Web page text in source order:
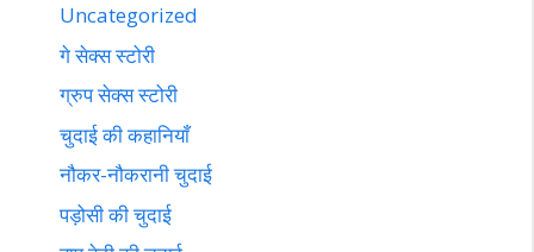
Uncategorized
गे सेक्स स्टोरी
ग्रुप सेक्स स्टोरी
चुदाई की कहानियाँ
नौकर-नौकरानी चुदाई
पड़ोसी की चुदाई